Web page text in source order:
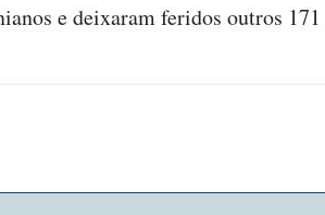
e deixaram feridos outros 171